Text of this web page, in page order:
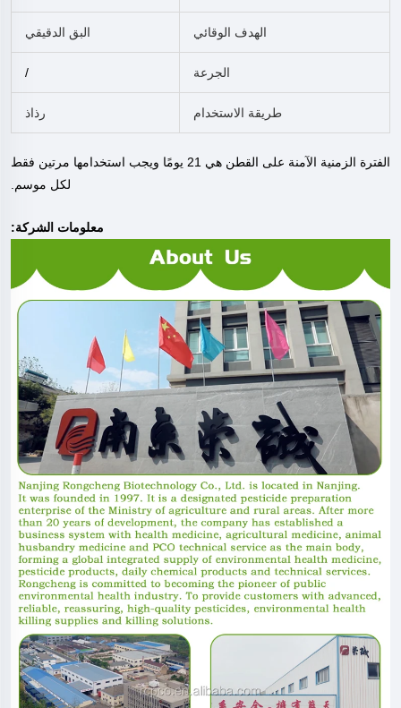
الهدف الوقائي البق الدقيقي
الجرعة /
طريقة الاستخدام رذاذ
الفترة الزمنية الآمنة على القطن هي 21 يومًا ويجب استخدامها مرتين فقط
لكل موسم.
معلومات الشركة: